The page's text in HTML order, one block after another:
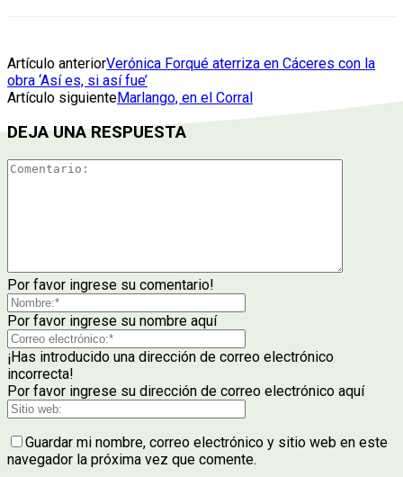
Artículo anteriorVerónica Forqué aterriza en Cáceres con la
obra ‘Así es, si así fue’
Artículo siguienteMarlango, en el Corral
DEJA UNA RESPUESTA
Por favor ingrese su comentario!
Por favor ingrese su nombre aquí
¡Has introducido una dirección de correo electrónico
incorrecta!
Por favor ingrese su dirección de correo electrónico aquí
Guardar mi nombre, correo electrónico y sitio web en este
navegador la próxima vez que comente.